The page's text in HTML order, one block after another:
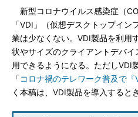
新型コロナウイルス感染症（
「VDI」（仮想デスクトップイ
業は少なくない。VDI製品を利用
状やサイズのクライアントデバイ
用できるようになる。ただしVDI
「 コロナ禍のテレワーク普及で
く本稿は、VDI製品を導入すると